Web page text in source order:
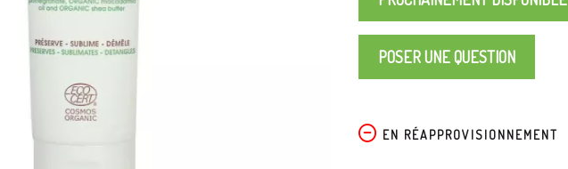
POSER UNE QUESTION
EN RÉAPPROVISIONNEMENT